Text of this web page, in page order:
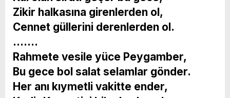
Zikir halkasına girenlerden ol,
Cennet güllerini derenlerden ol.
…….
Rahmete vesile yüce Peygamber,
Bu gece bol salat selamlar gönder.
Her anı kıymetli vakitte ender,